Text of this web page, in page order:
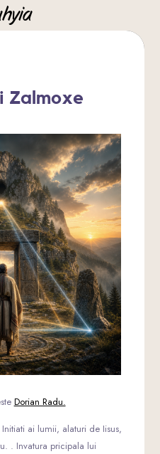
Zalmoxe
Dorian Radu.
ai lumii, alaturi de Iisus,
. Invatura pricipala lui